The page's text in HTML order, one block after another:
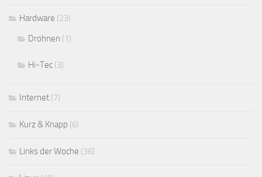
Hardware (23)
Drohnen (1)
Hi-Tec (3)
Internet (7)
Kurz & Knapp (6)
Links der Woche (36)